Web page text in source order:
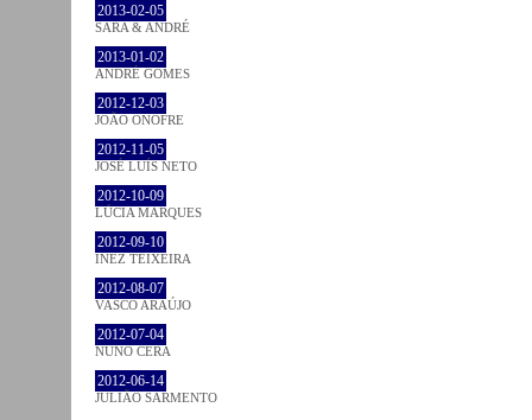
2013-02-05
SARA & ANDRÉ
2013-01-02
ANDRÉ GOMES
2012-12-03
JOÃO ONOFRE
2012-11-05
JOSÉ LUÍS NETO
2012-10-09
LÚCIA MARQUES
2012-09-10
INEZ TEIXEIRA
2012-08-07
VASCO ARAÚJO
2012-07-04
NUNO CERA
2012-06-14
JULIÃO SARMENTO